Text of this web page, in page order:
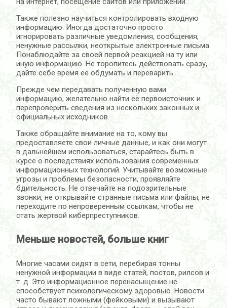
Также полезно научиться контролировать входную
информацию. Иногда достаточно просто
игнорировать различные уведомления, сообщения,
ненужные рассылки, неоткрытые электронные письма.
Понаблюдайте за своей первой реакцией на ту или
иную информацию. Не торопитесь действовать сразу,
дайте себе время её обдумать и переварить.
Прежде чем передавать полученную вами
информацию, желательно найти её первоисточник и
перепроверить сведения из нескольких законных и
официальных исходников.
Также обращайте внимание на то, кому вы
предоставляете свои личные данные, и как они могут
в дальнейшем использоваться, старайтесь быть в
курсе о последствиях использования современных
информационных технологий. Учитывайте возможные
угрозы и проблемы безопасности, проявляйте
бдительность. Не отвечайте на подозрительные
звонки, не открывайте странные письма или файлы, не
переходите по непроверенным ссылкам, чтобы не
стать жертвой киберпреступников.
Меньше новостей, больше книг
Многие часами сидят в сети, перебирая тонны
ненужной информации в виде статей, постов, рилсов и
т. д. Это информационное перенасыщение не
способствует психологическому здоровью. Новости
часто бывают ложными (фейковыми) и вызывают